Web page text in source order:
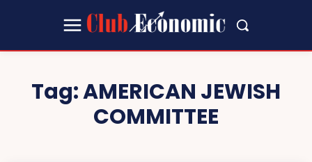
Tag:AMERICAN JEWISH
COMMITTEE